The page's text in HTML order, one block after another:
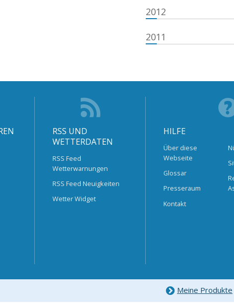
2012
2011
RSS UND
WETTERDATEN
RSS Feed
Wetterwarnungen
RSS Feed Neuigkeiten
Wetter Widget
HILFE
Über diese
Webseite
Glossar
Presseraum
Kontakt
Meine Produkte